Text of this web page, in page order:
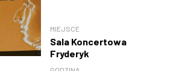
MIEJSCE
Sala Koncertowa
Fryderyk